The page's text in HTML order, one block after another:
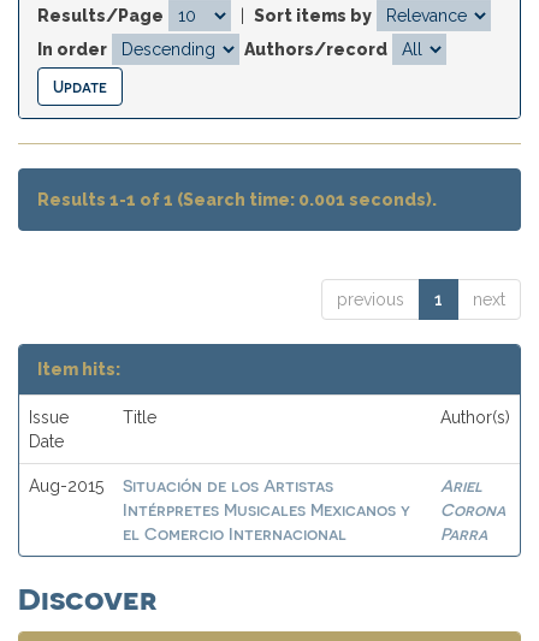
Results/Page
Sort items by
In order
Authors/record
Results 1-1 of 1 (Search time: 0.001 seconds).
previous 1 next
Item hits:
Issue
Date
Title Author(s)
Aug-2015
Situación de los Artistas
Intérpretes Musicales Mexicanos y
el Comercio Internacional
Ariel
Corona
Parra
Discover